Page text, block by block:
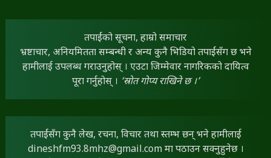
तपाईंको सूचना, हाम्रो समाचार
भ्रष्टाचार, अनियमितता सम्बन्धी र अन्य कुनै भिडियो तपाईंसँग छ भने
हामीलाई उपलब्ध गराउनुहोस् । एउटा जिम्मेवार नागरिकको दायित्व
पूरा गर्नुहोस् । ‘स्रोत गोप्य राखिने छ ।’
तपाईंसँग कुनै लेख, रचना, विचार तथा स्तम्भ छन् भने हामीलाई
dineshfm93.8mhz@gmail.comमा पठाउन सक्नुहुनेछ ।